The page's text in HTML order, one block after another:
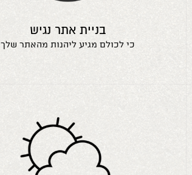
בניית אתר נגיש
כי לכולם מגיע ליהנות מהאתר שלך